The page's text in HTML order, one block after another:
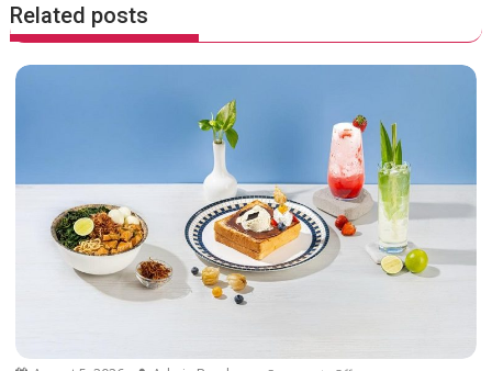
n
a
v
t
Related posts